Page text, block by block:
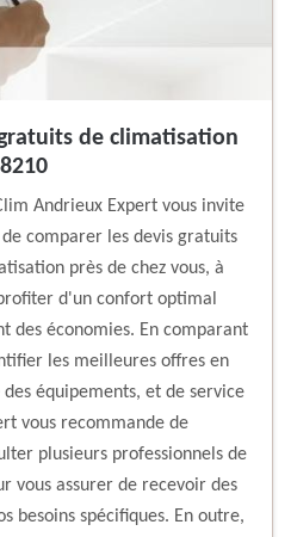
de climatisation
Andrieux Expert vous invite
comparer les devis gratuits
près de chez vous, à
d'un confort optimal
des économies. En comparant
les meilleures offres en
équipements, et de service
vous recommande de
plusieurs professionnels de
vous assurer de recevoir des
besoins spécifiques. En outre,